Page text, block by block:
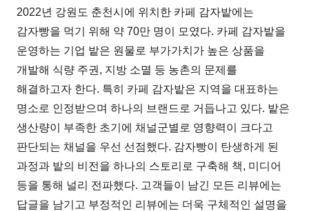
2022년 강원도 춘천시에 위치한 카페 감자밭에는
감자빵을 먹기 위해 약 70만 명이 모였다. 카페 감자밭을
운영하는 기업 밭은 원물로 부가가치가 높은 상품을
개발해 식량 주권, 지방 소멸 등 농촌의 문제를
해결하고자 한다. 특히 카페 감자밭은 지역을 대표하는
명소로 인정받으며 하나의 브랜드로 거듭나고 있다. 밭은
생산량이 부족한 초기에 채널군별로 영향력이 크다고
판단되는 채널을 우선 선점했다. 감자빵이 탄생하게 된
과정과 밭의 비전을 하나의 스토리로 구축해 책, 미디어
등을 통해 널리 전파했다. 고객들이 남긴 모든 리뷰에는
답글을 남기고 부정적인 리뷰에는 더욱 구체적인 설명을